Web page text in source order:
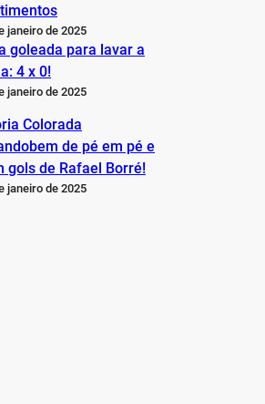
janeiro de 2025
goleada para lavar a
4 x 0!
janeiro de 2025
Colorada
de pé em pé e
gols de Rafael Borré!
janeiro de 2025